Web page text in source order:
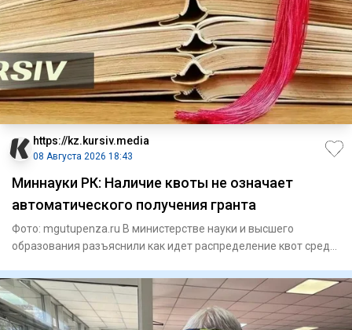
https://kz.kursiv.media
08 Августа 2026 18:43
Миннауки РК: Наличие квоты не означает
автоматического получения гранта
Фото: mgutupenza.ru В министерстве науки и высшего
образования разъяснили как идет распределение квот среди